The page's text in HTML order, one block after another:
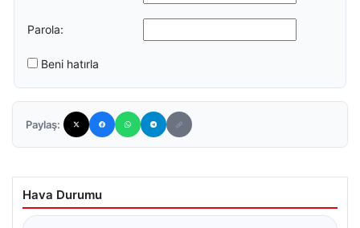
Parola:
Beni hatırla
Paylaş:
Hava Durumu